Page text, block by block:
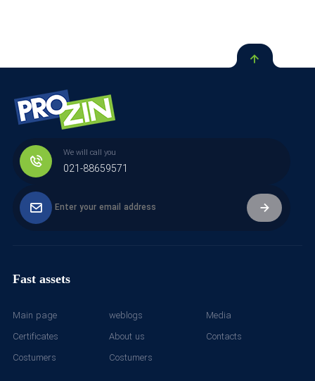
We will call you
021-88659571
Fast assets
Main page weblogs
Media
Certificates
About us
Contacts
Costumers
Costumers